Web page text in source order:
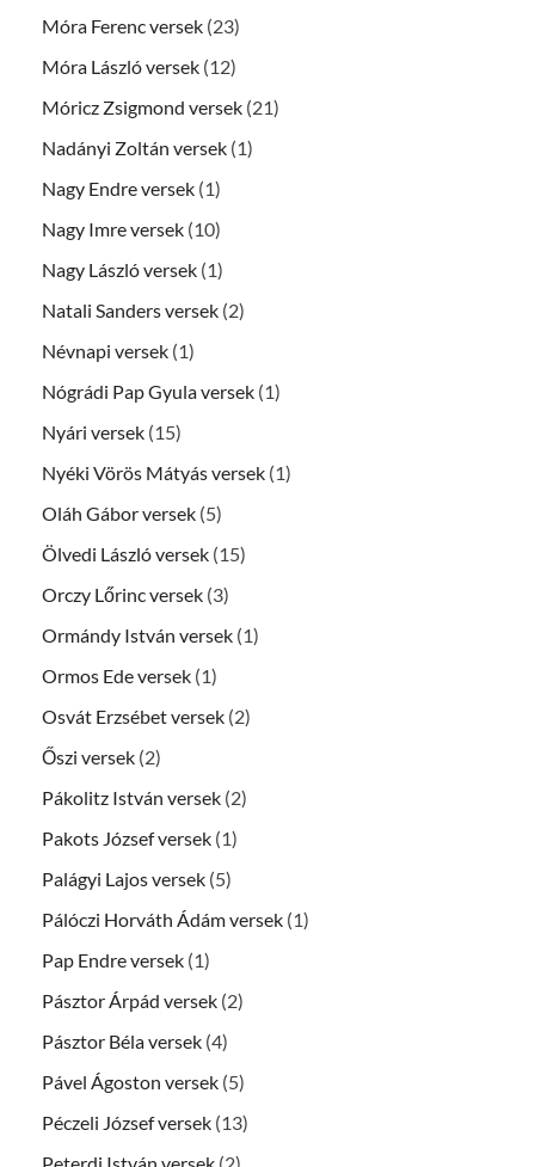
Móra Ferenc versek (23)
Móra László versek (12)
Móricz Zsigmond versek (21)
Nadányi Zoltán versek (1)
Nagy Endre versek (1)
Nagy Imre versek (10)
Nagy László versek (1)
Natali Sanders versek (2)
Névnapi versek (1)
Nógrádi Pap Gyula versek (1)
Nyári versek (15)
Nyéki Vörös Mátyás versek (1)
Oláh Gábor versek (5)
Ölvedi László versek (15)
Orczy Lőrinc versek (3)
Ormándy István versek (1)
Ormos Ede versek (1)
Osvát Erzsébet versek (2)
Őszi versek (2)
Pákolitz István versek (2)
Pakots József versek (1)
Palágyi Lajos versek (5)
Pálóczi Horváth Ádám versek (1)
Pap Endre versek (1)
Pásztor Árpád versek (2)
Pásztor Béla versek (4)
Pável Ágoston versek (5)
Péczeli József versek (13)